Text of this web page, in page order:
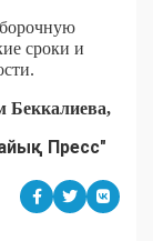
сроки и
Беккалиева,
Пресс"